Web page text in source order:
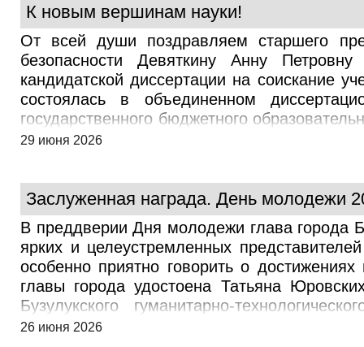
рядовые горожане и представители
записавшихся для выступления была
Бузулукского гуманитарно-
успехов в учебной и научной
председателем Молодежной
старшего преподавателя кафедры
правовом статусе главы
Оренбургской области. В своем
слушаний председатель городского
подробный доклад и пожелал дальнейших
К новым вершинам науки!
От всей души поздравляем старшего
безопасности Девяткину Анну
кандидатской диссертации на соискание
состоялась в объединенном
государственного бюджетного
государственный педагогический
поведения студентов вуза в социальных
педагогических наук, профессор
дальнейших научных свершений,
благополучия и новых побед на
29 июня 2026
Заслуженная награда. День молодежи
В преддверии Дня молодежи глава города
ярких и целеустремленных
особенно приятно говорить о
главы города удостоена Татьяна
Бузулукского гуманитарно-
признанием ее высоких показателей в
26 июня 2026